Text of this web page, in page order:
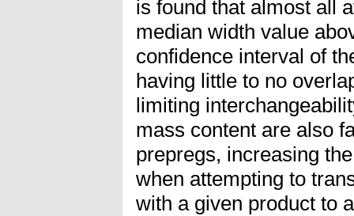
is found that almost all
median width value
confidence interval of
having little to no
limiting
mass content are also
prepregs, increasing
when attempting to
with a given product to